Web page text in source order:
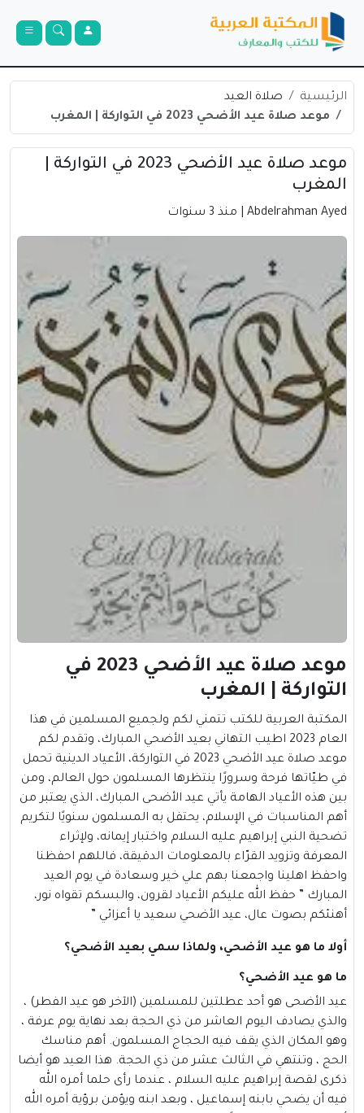
الرئيسية
صلاة العيد
موعد صلاة عيد الأضحي 2023 في التواركة | المغرب
موعد صلاة عيد الأضحي 2023 في التواركة |
المغرب
Abdelrahman Ayed | منذ 3 سنوات
موعد صلاة عيد الأضحي 2023 في
التواركة | المغرب
المكتبة العربية للكتب تتمني لكم ولجميع المسلمين في هذا
العام 2023 اطيب التهاني بعيد الأضحي المبارك، وتقدم لكم
موعد صلاة عيد الأضحي 2023 في
التواركة، الأعياد الدينية تحمل
في طيّاتها فرحة وسرورًا ينتظرها المسلمون حول العالم، ومن
بين هذه الأعياد الهامة يأتي عيد الأضحى المبارك، الذي يعتبر من
أهم المناسبات في الإسلام، يحتفل به المسلمون سنويًا لتكريم
تضحية النبي إبراهيم عليه السلام واختبار إيمانه، ولإثراء
المعرفة وتزويد القرّاء بالمعلومات الدقيقة، فاللهم احفظنا
واحفظ اهلينا واجمعنا بهم علي خير وسعادة في يوم العيد
المبارك ” حفظ الله عليكم الأعياد لقرون، والبسكم تقواه نور،
أهنئكم بصوت عال، عيد الأضحي سعيد يا أعزائي ”
أولا ما هو عيد الأضحي، ولماذا سمي بعيد الأضحي؟
ما هو عيد الأضحي؟
عيد الأضحى هو أحد عطلتين للمسلمين (الآخر هو عيد الفطر) ،
والذي يصادف اليوم العاشر من ذي الحجة بعد نهاية يوم عرفة ،
وهو المكان الذي يقف فيه الحجاج المسلمون. أهم مناسك
الحج ، وتنتهي في الثالث عشر من ذي الحجة. هذا العيد هو أيضا
ذكرى لقصة إبراهيم عليه السلام ، عندما رأى حلما أمره الله
فيه أن يضحي بابنه إسماعيل ، وبعد ابنه ويؤمن برؤية أمره الله